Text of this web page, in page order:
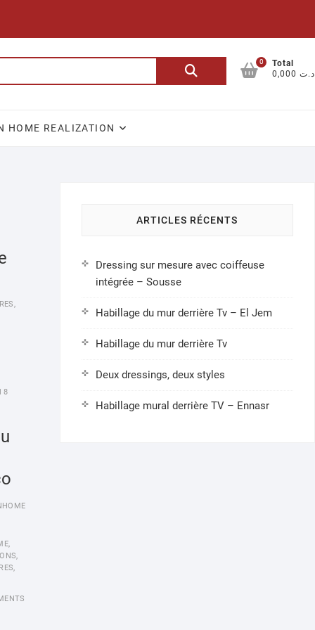
Recherche
0
Total
0,000 د.ت
HOME REALIZATION
,
,
,
,
ARTICLES RÉCENTS
Dressing sur mesure avec coiffeuse
intégrée – Sousse
Habillage du mur derrière Tv – El Jem
Habillage du mur derrière Tv
Deux dressings, deux styles
Habillage mural derrière TV – Ennasr